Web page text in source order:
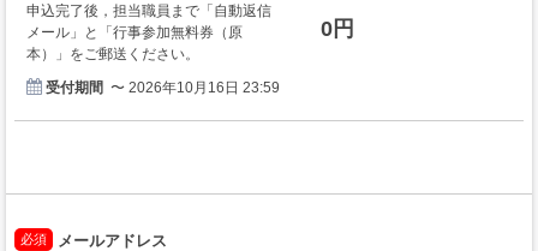
申込完了後，担当職員まで「自動返信
メール」と「行事参加無料券（原
本）」をご郵送ください。
受付期間 〜 2026年10月16日 23:59
0円
必須 メールアドレス